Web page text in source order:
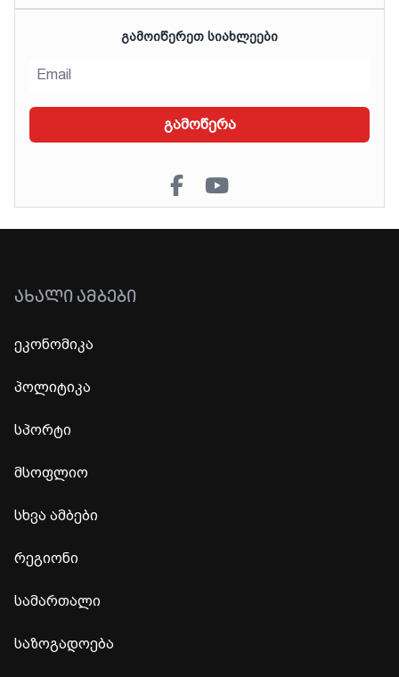
ᲒᲐᲛᲝᲘᲬᲔᲠᲔᲗ ᲡᲘᲐᲮᲚᲔᲔᲑᲘ
გამოწერა
ᲐᲮᲐᲚᲘ ᲐᲛᲑᲔᲑᲘ
ეკონომიკა
პოლიტიკა
სპორტი
მსოფლიო
სხვა ამბები
რეგიონი
სამართალი
საზოგადოება